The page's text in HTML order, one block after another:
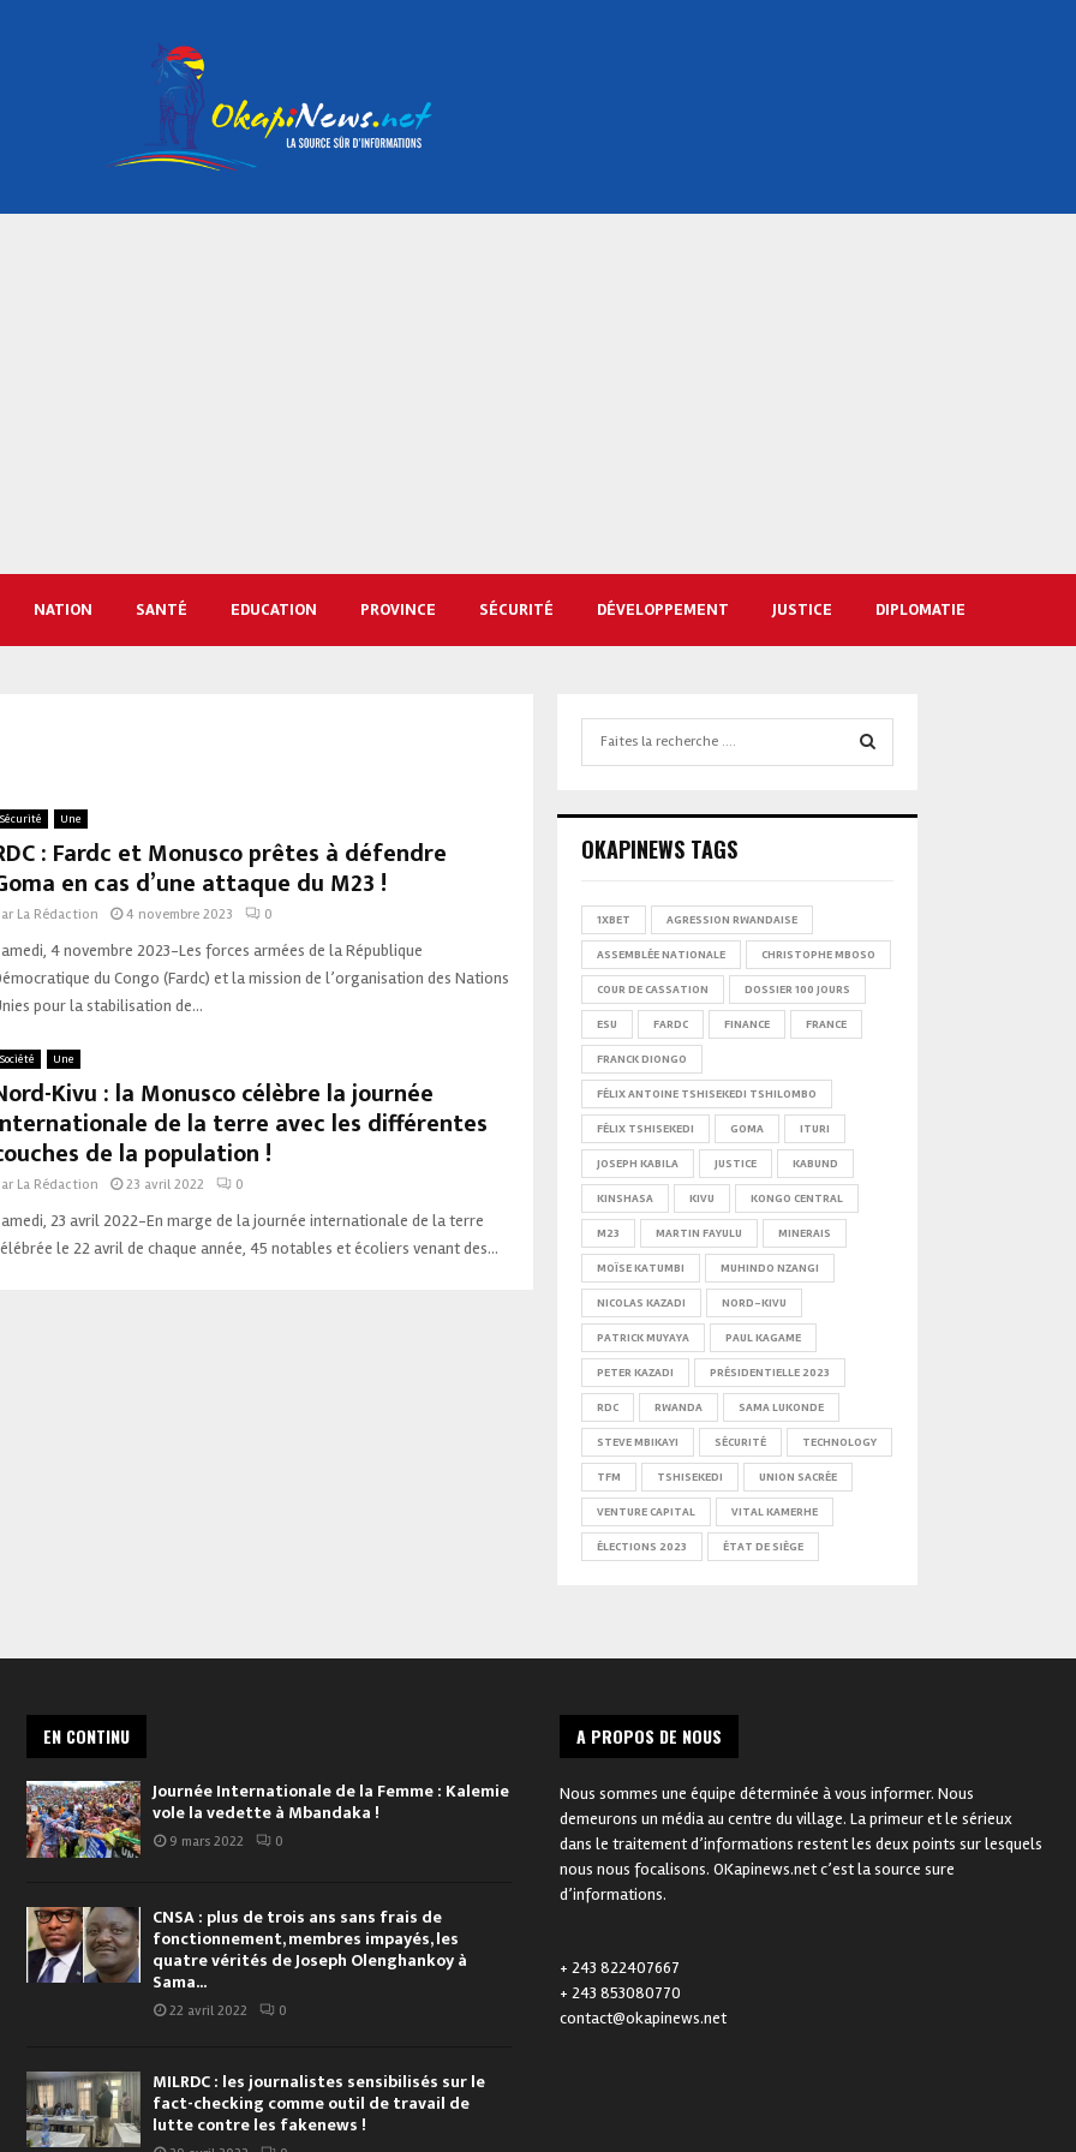
NATION SANTÉ EDUCATION PROVINCE SÉCURITÉ DÉVELOPPEMENT JUSTICE DIPLOMATIE
Sécurité Une
: Fardc et Monusco prêtes à défendre
en cas d’une attaque du M23 !
La Rédaction 4 novembre 2023 0
4 novembre 2023-Les forces armées de la République
du Congo (Fardc) et la mission de l’organisation des Nations
pour la stabilisation de...
Société Une
Kivu : la Monusco célèbre la journée
de la terre avec les différentes
de la population !
La Rédaction 23 avril 2022 0
23 avril 2022-En marge de la journée internationale de la terre
le 22 avril de chaque année, 45 notables et écoliers venant des...
OKAPINEWS TAGS
1XBET AGRESSION RWANDAISE
ASSEMBLÉE NATIONALE CHRISTOPHE MBOSO
COUR DE CASSATION DOSSIER 100 JOURS
ESU FARDC FINANCE FRANCE
FRANCK DIONGO
FÉLIX ANTOINE TSHISEKEDI TSHILOMBO
FÉLIX TSHISEKEDI GOMA ITURI
JOSEPH KABILA JUSTICE KABUND
KINSHASA KIVU KONGO CENTRAL
M23 MARTIN FAYULU MINERAIS
MOÏSE KATUMBI MUHINDO NZANGI
NICOLAS KAZADI NORD-KIVU
PATRICK MUYAYA PAUL KAGAME
PETER KAZADI PRÉSIDENTIELLE 2023
RDC RWANDA SAMA LUKONDE
STEVE MBIKAYI SÉCURITÉ TECHNOLOGY
TFM TSHISEKEDI UNION SACRÉE
VENTURE CAPITAL VITAL KAMERHE
ÉLECTIONS 2023 ÉTAT DE SIÈGE
EN CONTINU
Journée Internationale de la Femme : Kalemie
vole la vedette à Mbandaka !
9 mars 2022 0
CNSA : plus de trois ans sans frais de
fonctionnement, membres impayés, les
quatre vérités de Joseph Olenghankoy à
Sama...
22 avril 2022 0
MILRDC : les journalistes sensibilisés sur le
fact-checking comme outil de travail de
lutte contre les fakenews !
A PROPOS DE NOUS
Nous sommes une équipe déterminée à vous informer. Nous
demeurons un média au centre du village. La primeur et le sérieux
dans le traitement d’informations restent les deux points sur lesquels
nous nous focalisons. OKapinews.net c’est la source sure
d’informations.
+ 243 822407667
+ 243 853080770
contact@okapinews.net